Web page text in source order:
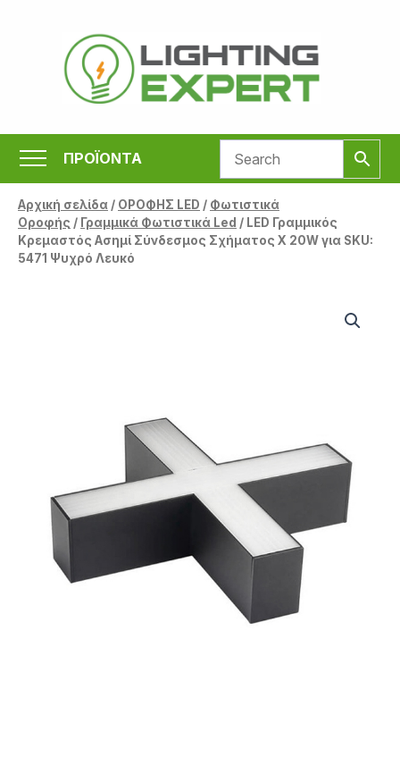
περιεχόμενο
ΠΡΟΪΟΝΤΑ
Αρχική σελίδα/ ΟΡΟΦΗΣ LED / Φωτιστικά
Οροφής / Γραμμικά Φωτιστικά Led / LED Γραμμικός
Κρεμαστός Ασημί Σύνδεσμος Σχήματος Χ 20W για SKU:
5471 Ψυχρό Λευκό